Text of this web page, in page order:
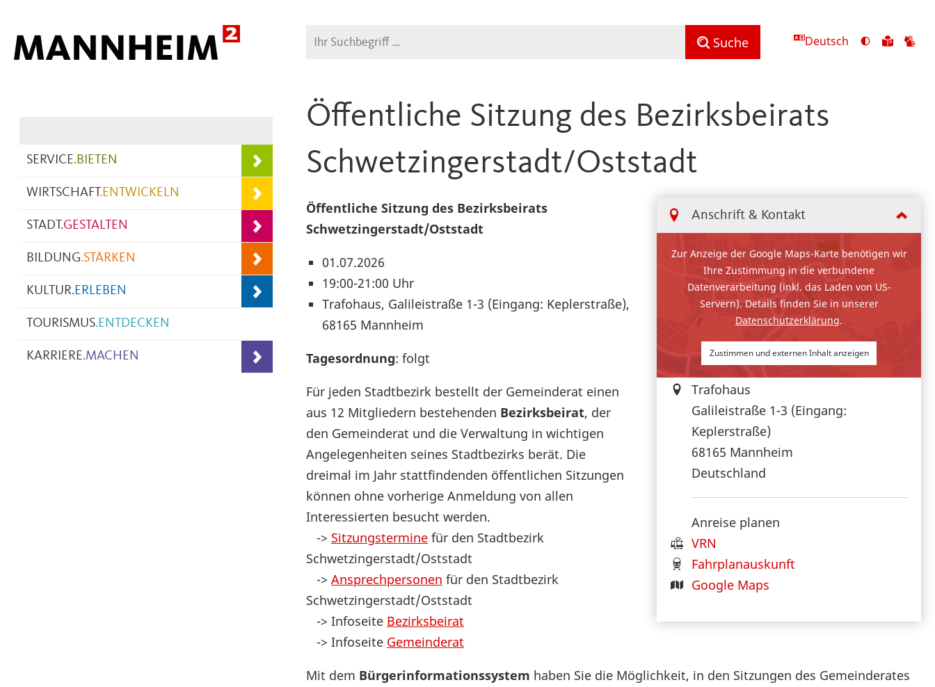
Suche Suche Deutsch
Ansicht
Zu
SERVICE.BIETEN
WIRTSCHAFT.ENTWICKELN
STADT.GESTALTEN
BILDUNG.STÄRKEN
KULTUR.ERLEBEN
TOURISMUS.ENTDECKEN
KARRIERE.MACHEN
Öffentliche Sitzung des Bezirksbeirats
Schwetzingerstadt/Oststadt
Anschrift & Kontakt
Zur Anzeige der Google Maps-Karte benötigen wir
Ihre Zustimmung in die verbundene
Datenverarbeitung (inkl. das Laden von US-
Servern). Details finden Sie in unserer
Datenschutzerklärung.
Zustimmen und externen Inhalt anzeigen
Trafohaus
Galileistraße 1-3 (Eingang:
Keplerstraße)
68165 Mannheim
Deutschland
Anreise planen
VRN
Fahrplanauskunft
Google Maps
Öffentliche Sitzung des Bezirksbeirats
Schwetzingerstadt/Oststadt
01.07.2026
19:00-21:00 Uhr
Trafohaus, Galileistraße 1-3 (Eingang: Keplerstraße),
68165 Mannheim
Tagesordnung: folgt
Für jeden Stadtbezirk bestellt der Gemeinderat einen
aus 12 Mitgliedern bestehenden Bezirksbeirat, der
den Gemeinderat und die Verwaltung in wichtigen
Angelegenheiten seines Stadtbezirks berät. Die
dreimal im Jahr stattfindenden öffentlichen Sitzungen
können ohne vorherige Anmeldung von allen
Interessierten besucht werden.
-> Sitzungstermine für den Stadtbezirk
Schwetzingerstadt/Oststadt
-> Ansprechpersonen für den Stadtbezirk
Schwetzingerstadt/Oststadt
-> Infoseite Bezirksbeirat
-> Infoseite Gemeinderat
Mit dem Bürgerinformationssystem haben Sie die Möglichkeit, in den Sitzungen des Gemeinderates